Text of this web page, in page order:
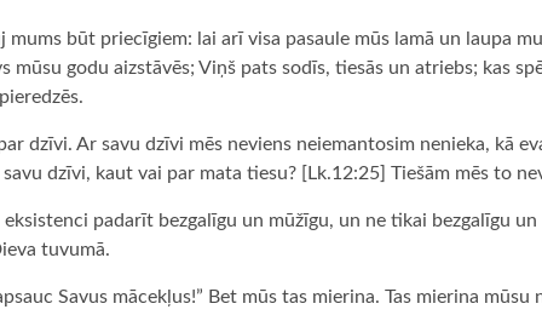
mums būt priecīgiem: lai arī visa pasaule mūs lamā un laupa
mūsu godu aizstāvēs; Viņš pats sodīs, tiesās un atriebs; kas
dzīvi. Ar savu dzīvi mēs neviens neiemantosim nenieka, kā
dzīvi, kaut vai par mata tiesu? [Lk.12:25] Tiešām mēs to
padarīt bezgalīgu un mūžīgu, un ne tikai bezgalīgu
tuvumā.
Savus mācekļus!” Bet mūs tas mierina. Tas mierina mūsu